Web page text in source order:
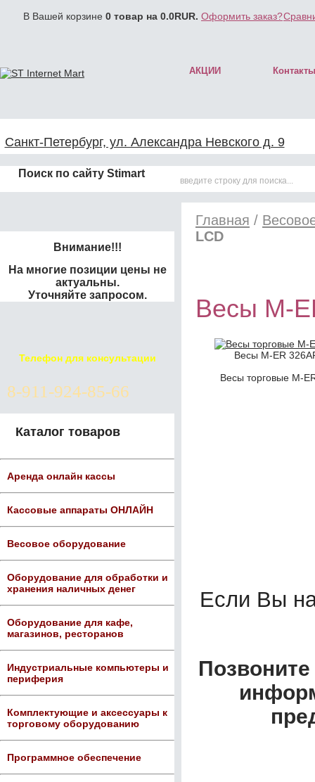
В Вашей корзине 0 товар на 0.0RUR. Оформить заказ?
АКЦИИ Контакты
Санкт-Петербург, ул. Александра Невского д. 9
Поиск по сайту Stimart
Внимание!!!
На многие позиции цены не
актуальны.
Уточняйте запросом.
Телефон для консультации
8-911-924-85-66
Каталог товаров
Аренда онлайн кассы
Кассовые аппараты ОНЛАЙН
Весовое оборудование
Оборудование для обработки и
хранения наличных денег
Оборудование для кафе,
магазинов, ресторанов
Индустриальные компьютеры и
периферия
Комплектующие и аксессуары к
торговому оборудованию
Программное обеспечение
Главная /
LCD
Весы M-
Весы M-ER
Весы торговые M-
Если Вы